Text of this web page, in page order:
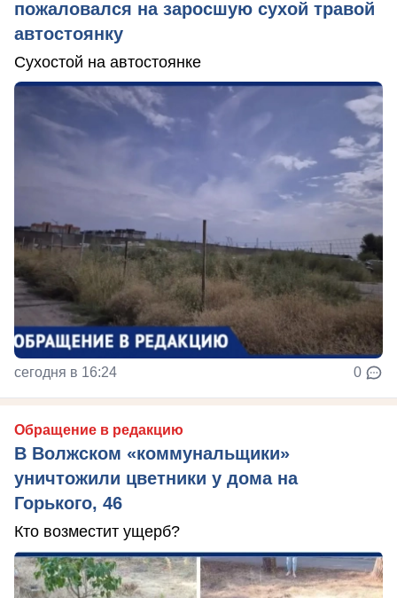
пожаловался на заросшую сухой травой
автостоянку
Сухостой на автостоянке
сегодня в 16:24 0
Обращение в редакцию
В Волжском «коммунальщики»
уничтожили цветники у дома на
Горького, 46
Кто возместит ущерб?